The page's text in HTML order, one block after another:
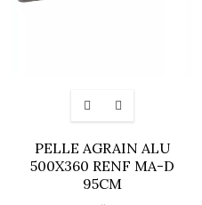
PELLE AGRAIN ALU
500X360 RENF MA-D
95CM